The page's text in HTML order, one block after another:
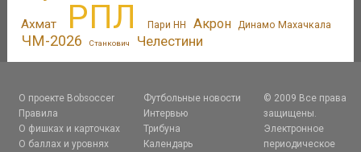
Ахмат РПЛ Пари НН Акрон Динамо Махачкала
ЧМ-2026 Станкович Челестини
О проекте Bobsoccer
Правила
О фишках и карточках
О баллах и уровнях
Футбольные новости
Интервью
Трибуна
Календарь
© 2009 Все права
защищены.
Электронное
периодическое